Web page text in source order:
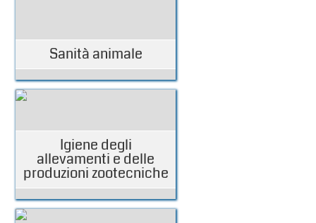
Sanità animale
Igiene degli
allevamenti e delle
produzioni zootecniche